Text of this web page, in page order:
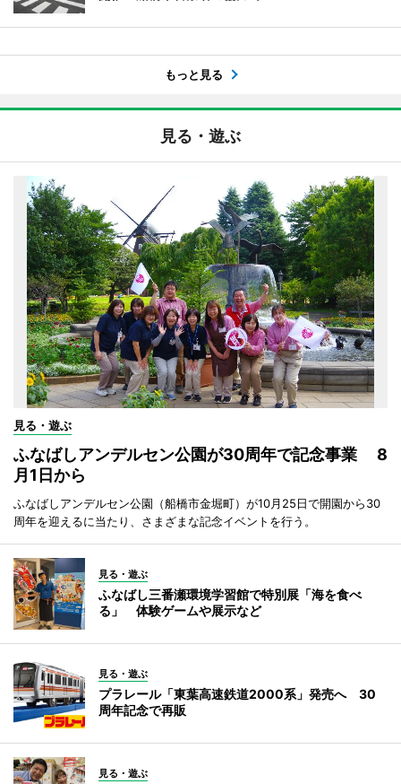
もっと見る
見る・遊ぶ
見る・遊ぶ
ふなばしアンデルセン公園が30周年で記念事業 8
月1日から
ふなばしアンデルセン公園（船橋市金堀町）が10月25日で開園から30
周年を迎えるに当たり、さまざまな記念イベントを行う。
見る・遊ぶ
ふなばし三番瀬環境学習館で特別展「海を食べ
る」 体験ゲームや展示など
見る・遊ぶ
プラレール「東葉高速鉄道2000系」発売へ 30
周年記念で再販
見る・遊ぶ